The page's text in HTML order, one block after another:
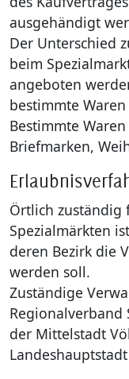
ausgehändigt
Der Unterschied
beim
angeboten
bestimmte
Bestimmte
Briefmarken,
Örtlich zuständig
Spezialmärkten
deren Bezirk die
werden soll.
Zuständige
Regionalverband
der Mittelstadt